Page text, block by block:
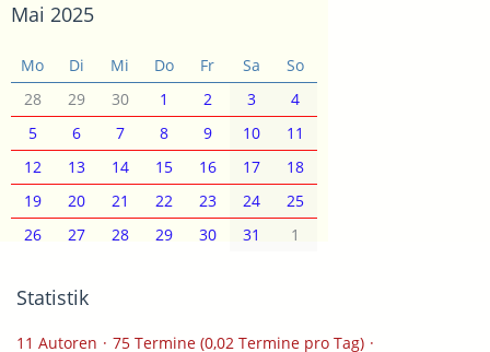
Mai 2025
Mo Di Mi Do Fr Sa
So
28
29 30 1 2 3
4
5
6 7 8 9 10
11
12
13 14 15 16 17
18
19
20 21 22 23 24
25
26
27 28 29 30 31 1
Statistik
11 Autoren 75 Termine (0,02 Termine pro Tag)